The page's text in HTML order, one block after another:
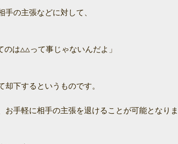
手の主張などに対して、
は△△って事じゃないんだよ」
却下するというものです。
お手軽に相手の主張を退けることが可能となり